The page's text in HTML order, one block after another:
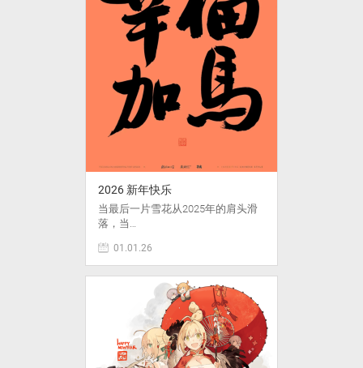
2026 新年快乐
当最后一片雪花从2025年的肩头滑
落，当…
01.01.26